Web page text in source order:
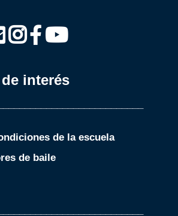
interés
de la escuela
de baile